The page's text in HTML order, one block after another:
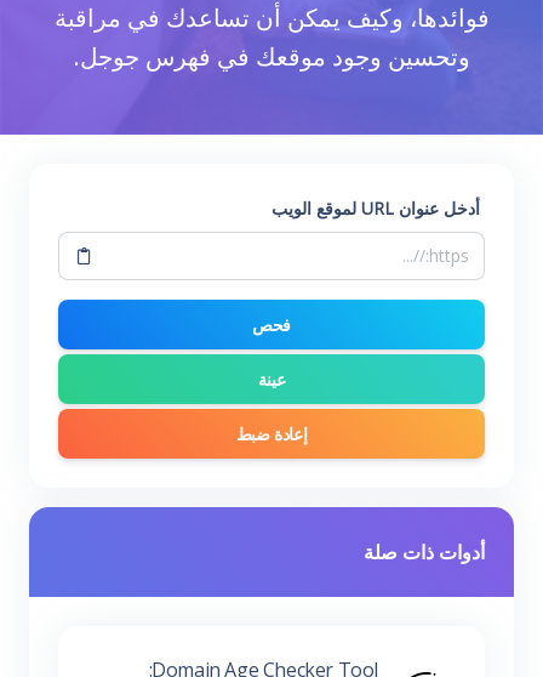
فوائدها، وكيف يمكن أن تساعدك في مراقبة
وتحسين وجود موقعك في فهرس جوجل.
أدخل عنوان URL لموقع الويب
فحص
عينة
إعادة ضبط
أدوات ذات صلة
Domain Age Checker Tool: